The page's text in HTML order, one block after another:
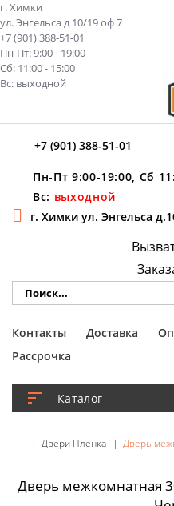
г. Химки
ул. Энгельса д 10/19 оф 7
+7 (901) 388-51-01
Пн-Пт: 9:00 - 19:00
Сб: 11:00 - 15:00
Вс: выходной
+7 (901) 388-51-01
Пн-Пт 9:00-19:00, Сб
Вс: выходной
г. Химки ул. Энгельса
Каталог
Контакты Доставка
Рассрочка
Двери Пленка Дверь
Дверь межкомнатная